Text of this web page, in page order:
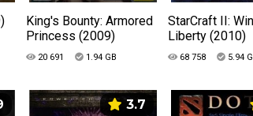
King's Bounty: Armored
Princess (2009)
20 691 1.94 GB
StarCraft II:
Liberty (2010)
68 758 5.94
3.7